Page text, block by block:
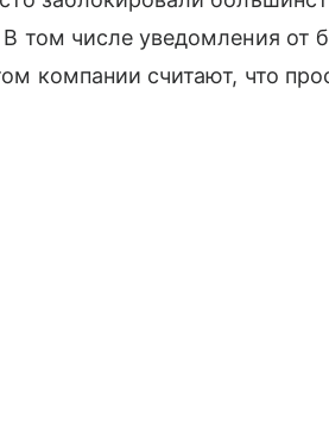
том числе уведомления от
компании считают, что